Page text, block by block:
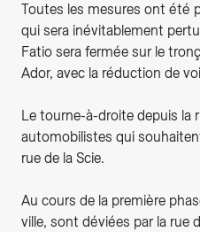
Toutes les mesures ont été
qui sera inévitablement
Fatio sera fermée sur le
Ador, avec la réduction de
Le tourne-à-droite depuis la
automobilistes qui
rue de la Scie.
Au cours de la première
ville, sont déviées par la rue